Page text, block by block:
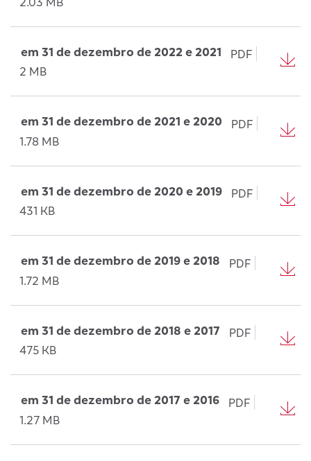
em 31 de dezembro de 2022 e 2021
PDF
2 MB
em 31 de dezembro de 2021 e 2020
PDF
1.78 MB
em 31 de dezembro de 2020 e 2019
PDF
431 KB
em 31 de dezembro de 2019 e 2018
PDF
1.72 MB
em 31 de dezembro de 2018 e 2017
PDF
475 KB
em 31 de dezembro de 2017 e 2016
PDF
1.27 MB